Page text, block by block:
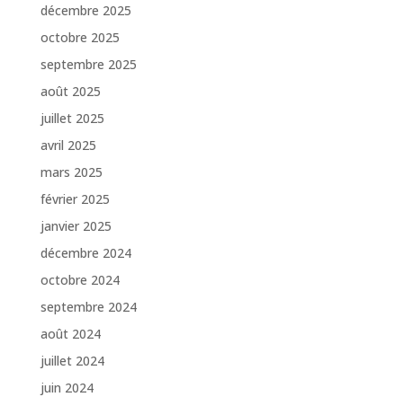
décembre 2025
octobre 2025
septembre 2025
août 2025
juillet 2025
avril 2025
mars 2025
février 2025
janvier 2025
décembre 2024
octobre 2024
septembre 2024
août 2024
juillet 2024
juin 2024